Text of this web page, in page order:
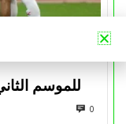
للموسم
0